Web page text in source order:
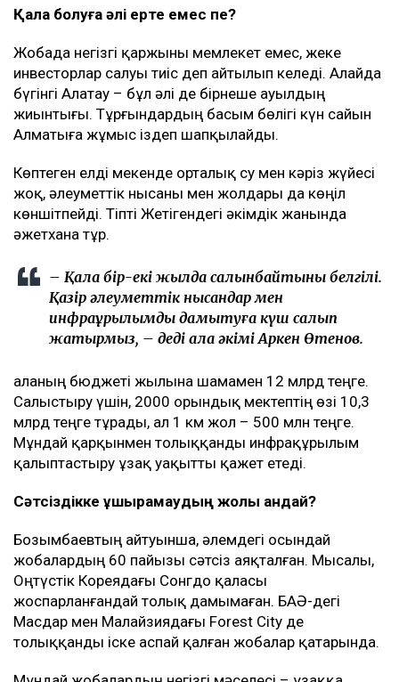
Қала болуға әлі ерте емес пе?
Жобада негізгі қаржыны мемлекет емес, жеке
инвесторлар салуы тиіс деп айтылып келеді. Алайда
бүгінгі Алатау – бұл әлі де бірнеше ауылдың
жиынтығы. Тұрғындардың басым бөлігі күн сайын
Алматыға жұмыс іздеп шапқылайды.
Көптеген елді мекенде орталық су мен кәріз жүйесі
жоқ, әлеуметтік нысаны мен жолдары да көңіл
көншітпейді. Тіпті Жетігендегі әкімдік жанында
әжетхана тұр.
– Қала бір-екі жылда салынбайтыны белгілі.
Қазір әлеуметтік нысандар мен
инфрақұрылымды дамытуға күш салып
жатырмыз, – деді қала әкімі Аркен Өтенов.
Қаланың бюджеті жылына шамамен 12 млрд теңге.
Салыстыру үшін, 2000 орындық мектептің өзі 10,3
млрд теңге тұрады, ал 1 км жол – 500 млн теңге.
Мұндай қарқынмен толыққанды инфрақұрылым
қалыптастыру ұзақ уақытты қажет етеді.
Сәтсіздікке ұшырамаудың жолы қандай?
Бозымбаевтың айтуынша, әлемдегі осындай
жобалардың 60 пайызы сәтсіз аяқталған. Мысалы,
Оңтүстік Кореядағы Сонгдо қаласы
жоспарланғандай толық дамымаған. БАӘ-дегі
Масдар мен Малайзиядағы Forest City де
толыққанды іске аспай қалған жобалар қатарында.